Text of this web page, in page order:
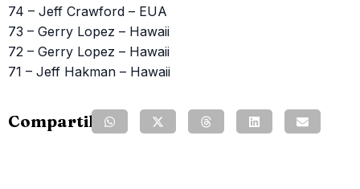
74 – Jeff Crawford – EUA
73 – Gerry Lopez – Hawaii
72 – Gerry Lopez – Hawaii
71 – Jeff Hakman – Hawaii
Compartilhe: